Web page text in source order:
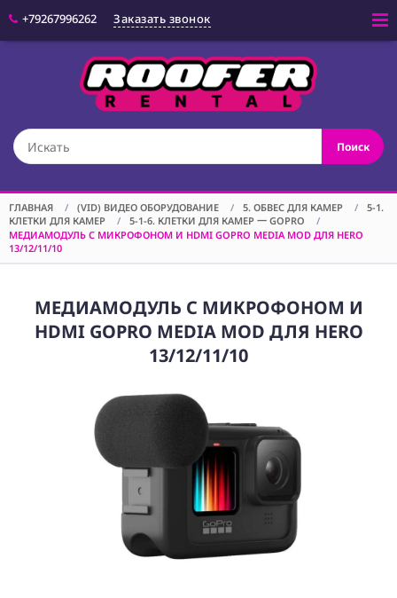
+79267996262 Заказать звонок
Поиск
(OPT) ОПТИКА
ОБОРУДОВАНИЕ
(LGT) СВЕТОВОЕ
ОБОРУДОВАНИЕ
(STD) СТОЙКИ
ОБОРУДОВАНИЕ
(CMM) СВЯЗЬ И
(DAT) НОСИТЕЛИ
ГЛАВНАЯ / (VID) ВИДЕО ОБОРУДОВАНИЕ / 5. ОБВЕС ДЛЯ КАМЕР /
5-1.
КЛЕТКИ ДЛЯ КАМЕР
/ 5-1-6. КЛЕТКИ ДЛЯ КАМЕР 一 GOPRO
/
МЕДИАМОДУЛЬ С МИКРОФОНОМ И HDMI GOPRO MEDIA MOD ДЛЯ HERO
13/12/11/10
МЕДИАМОДУЛЬ С МИКРОФОНОМ И
HDMI GOPRO MEDIA MOD ДЛЯ HERO
13/12/11/10